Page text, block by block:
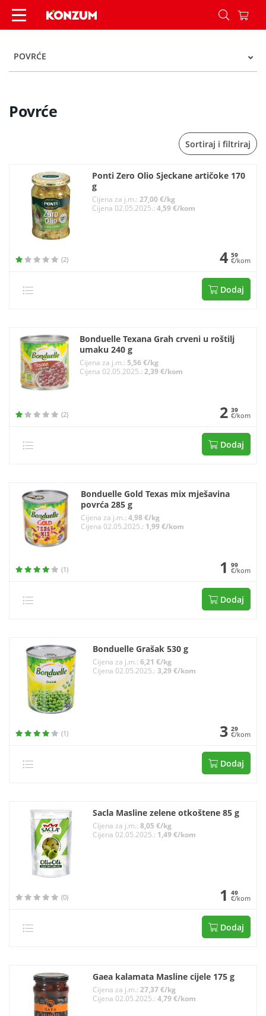
Povrće - Kategorije - Konzum
POVRĆE
Povrće
Sortiraj i filtriraj
Ponti Zero Olio Sjeckane artičoke 170
g
Cijena za j.m.: 27,00 €/kg
Cijena 02.05.2025.: 4,59 €/kom
(2) 4 59
€/kom
Dodaj
Bonduelle Texana Grah crveni u roštilj
umaku 240 g
Cijena za j.m.: 5,56 €/kg
Cijena 02.05.2025.: 2,39 €/kom
(2) 2 39
€/kom
Dodaj
Bonduelle Gold Texas mix mješavina
povrća 285 g
Cijena za j.m.:4,98 €/kg
Cijena 02.05.2025.: 1,99 €/kom
(1) 1 99
€/kom
Dodaj
Bonduelle Grašak 530 g
Cijena za j.m.: 6,21 €/kg
Cijena 02.05.2025.: 3,29 €/kom
(1) 3 29
€/kom
Dodaj
Sacla Masline zelene otkoštene 85 g
Cijena za j.m.: 8,05 €/kg
Cijena 02.05.2025.: 1,49 €/kom
(0) 1 49
€/kom
Dodaj
Gaea kalamata Masline cijele 175 g
Cijena za j.m.: 27,37 €/kg
Cijena 02.05.2025.: 4,79 €/kom